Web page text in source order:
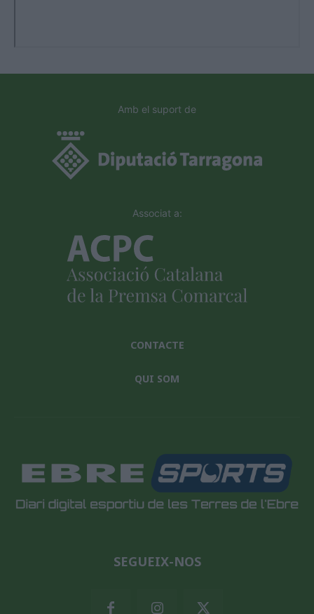
Amb el suport de
Associat a:
CONTACTE
QUI SOM
SEGUEIX-NOS